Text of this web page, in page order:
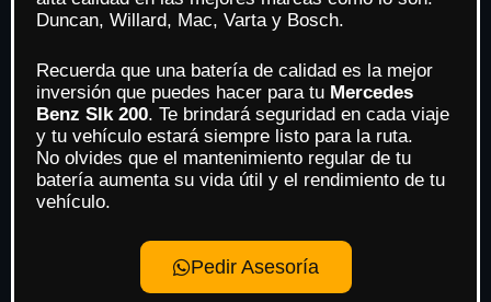
Duncan, Willard, Mac, Varta y Bosch.
Recuerda que una batería de calidad es la mejor
inversión que puedes hacer para tu Mercedes
Benz Slk 200. Te brindará seguridad en cada viaje
y tu vehículo estará siempre listo para la ruta.
No olvides que el mantenimiento regular de tu
batería aumenta su vida útil y el rendimiento de tu
vehículo.
Pedir Asesoría